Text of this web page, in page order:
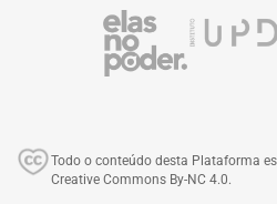
Todo o conteúdo desta Plataforma
Creative Commons By-NC 4.0.